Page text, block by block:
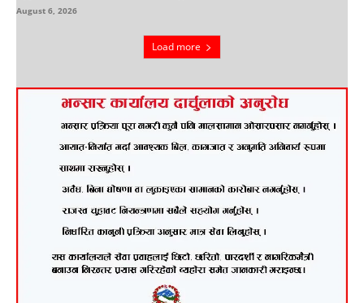
August 6, 2026
Load more